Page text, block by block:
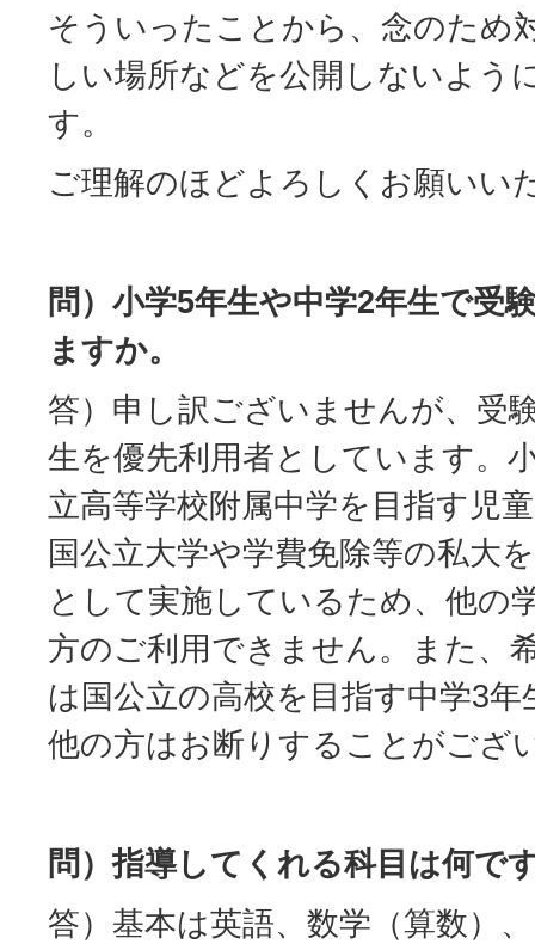
そういったことから、念のため
しい場所などを公開しないよう
す。
ご理解のほどよろしくお願いい
問）小学5年生や中学2年生で受
ますか。
答）申し訳ございませんが、受
生を優先利用者としています。
立高等学校附属中学を目指す児
国公立大学や学費免除等の私大
として実施しているため、他の
方のご利用できません。また、
は国公立の高校を目指す中学3
他の方はお断りすることがござ
問）指導してくれる科目は何で
答）基本は英語、数学（算数）